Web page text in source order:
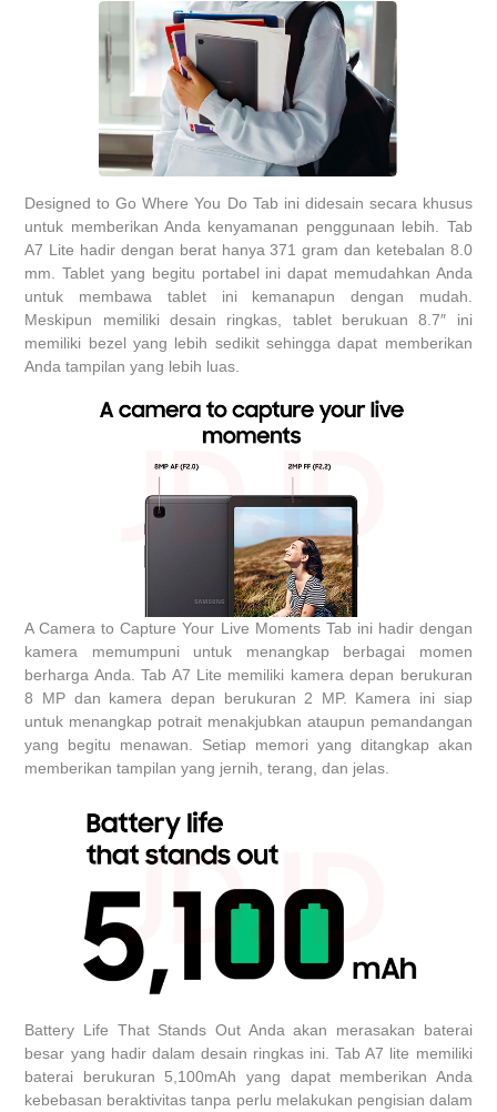
Designed to Go Where You Do Tab ini didesain secara khusus
untuk memberikan Anda kenyamanan penggunaan lebih. Tab
A7 Lite hadir dengan berat hanya 371 gram dan ketebalan 8.0
mm. Tablet yang begitu portabel ini dapat memudahkan Anda
untuk membawa tablet ini kemanapun dengan mudah.
Meskipun memiliki desain ringkas, tablet berukuan 8.7″ ini
memiliki bezel yang lebih sedikit sehingga dapat memberikan
Anda tampilan yang lebih luas.
A Camera to Capture Your Live Moments Tab ini hadir dengan
kamera memumpuni untuk menangkap berbagai momen
berharga Anda. Tab A7 Lite memiliki kamera depan berukuran
8 MP dan kamera depan berukuran 2 MP. Kamera ini siap
untuk menangkap potrait menakjubkan ataupun pemandangan
yang begitu menawan. Setiap memori yang ditangkap akan
memberikan tampilan yang jernih, terang, dan jelas.
Battery Life That Stands Out Anda akan merasakan baterai
besar yang hadir dalam desain ringkas ini. Tab A7 lite memiliki
baterai berukuran 5,100mAh yang dapat memberikan Anda
kebebasan beraktivitas tanpa perlu melakukan pengisian dalam